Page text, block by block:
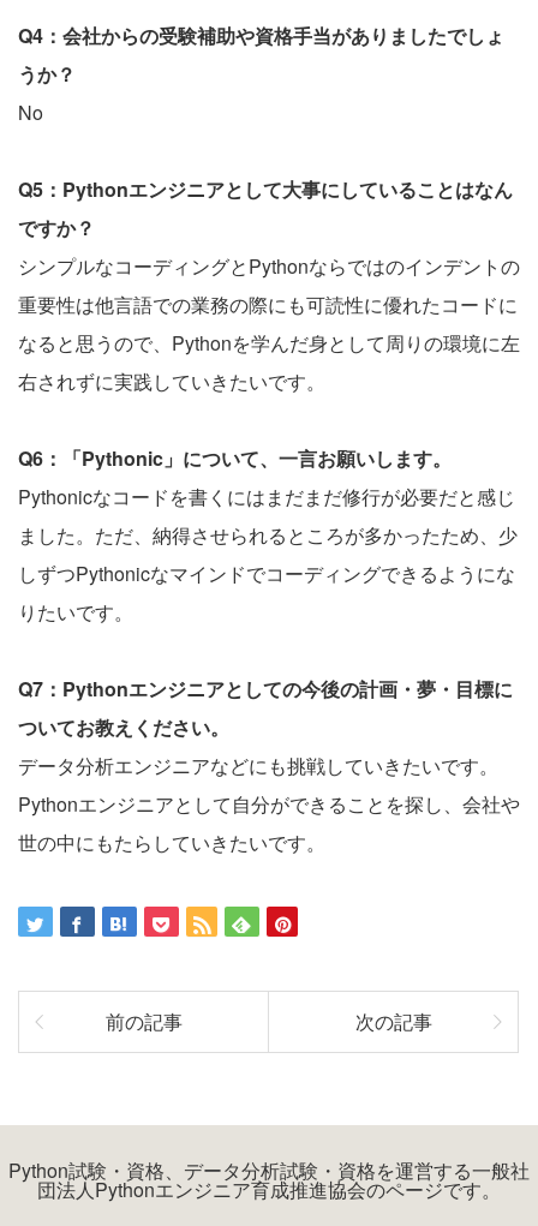
Q4：会社からの受験補助や資格手当がありましたでしょ
うか？
No
Q5：Pythonエンジニアとして大事にしていることはなん
ですか？
シンプルなコーディングとPythonならではのインデントの
重要性は他言語での業務の際にも可読性に優れたコードに
なると思うので、Pythonを学んだ身として周りの環境に左
右されずに実践していきたいです。
Q6：「Pythonic」について、一言お願いします。
Pythonicなコードを書くにはまだまだ修行が必要だと感じ
ました。ただ、納得させられるところが多かったため、少
しずつPythonicなマインドでコーディングできるようにな
りたいです。
Q7：Pythonエンジニアとしての今後の計画・夢・目標に
ついてお教えください。
データ分析エンジニアなどにも挑戦していきたいです。
Pythonエンジニアとして自分ができることを探し、会社や
世の中にもたらしていきたいです。
前の記事 次の記事
Python試験・資格、データ分析試験・資格を運営する一般社
団法人Pythonエンジニア育成推進協会のページです。